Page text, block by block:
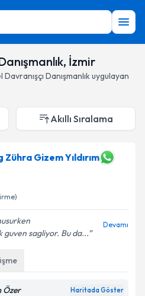
İzmir
Davranışçı Danışmanlıkuygulayan
Akıllı Sıralama
Gizem Yıldırım
sagliyor. Bu da...
Devamı
Özer Haritada Göster